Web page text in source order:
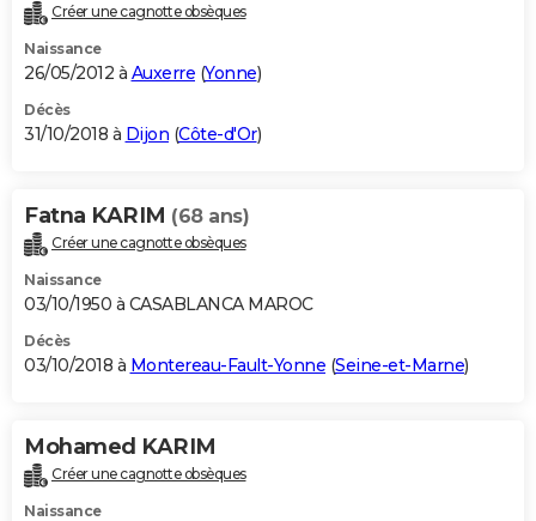
Créer une cagnotte obsèques
Naissance
26/05/2012 à Auxerre (Yonne)
Décès
31/10/2018 à Dijon (Côte-d'Or)
Fatna KARIM (68 ans)
Créer une cagnotte obsèques
Naissance
03/10/1950 à CASABLANCA MAROC
Décès
03/10/2018 à Montereau-Fault-Yonne (Seine-et-Marne)
Mohamed KARIM
Créer une cagnotte obsèques
Naissance